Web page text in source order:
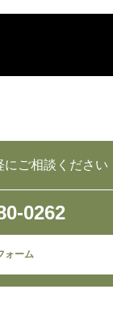
にご相談ください
0262
ォーム